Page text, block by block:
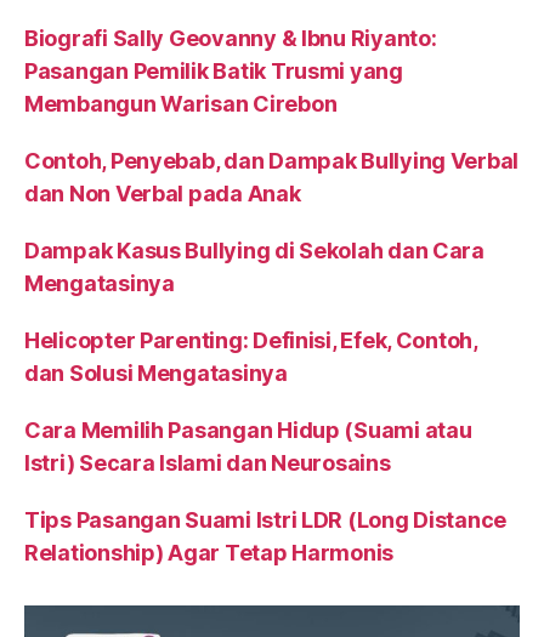
Biografi Sally Geovanny & Ibnu Riyanto:
Pasangan Pemilik Batik Trusmi yang
Membangun Warisan Cirebon
Contoh, Penyebab, dan Dampak Bullying Verbal
dan Non Verbal pada Anak
Dampak Kasus Bullying di Sekolah dan Cara
Mengatasinya
Helicopter Parenting: Definisi, Efek, Contoh,
dan Solusi Mengatasinya
Cara Memilih Pasangan Hidup (Suami atau
Istri) Secara Islami dan Neurosains
Tips Pasangan Suami Istri LDR (Long Distance
Relationship) Agar Tetap Harmonis